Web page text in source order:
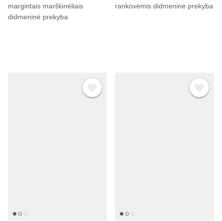
margintais marškinėliais
didmeninė prekyba
rankovėmis didmeninė prekyba